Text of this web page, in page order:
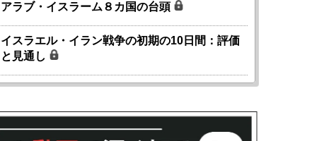
アラブ・イスラーム８カ国の台頭
イスラエル・イラン戦争の初期の10日間：評価
と見通し